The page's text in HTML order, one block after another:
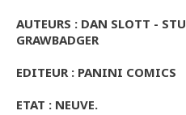
AUTEURS : DAN SLOTT -
GRAWBADGER
EDITEUR : PANINI COMICS
ETAT : NEUVE.